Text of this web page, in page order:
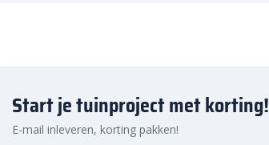
Start je tuinproject met korting!
E-mail inleveren, korting pakken!